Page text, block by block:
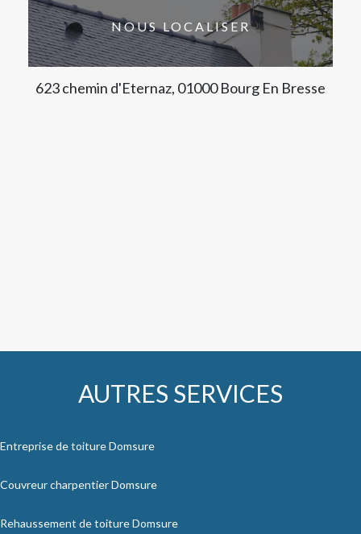
NOUS LOCALISER
623 chemin d'Eternaz, 01000 Bourg En Bresse
AUTRES SERVICES
Entreprise de toiture Domsure
Couvreur charpentier Domsure
Rehaussement de toiture Domsure